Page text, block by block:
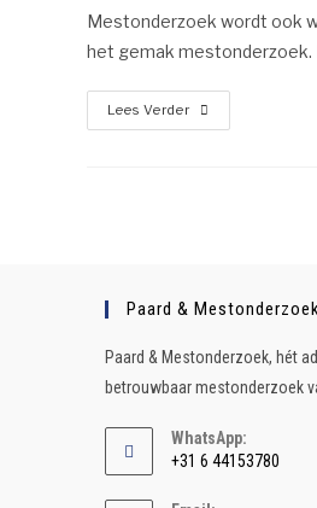
Mestonderzoek wordt ook
het gemak mestonderzoek.
Lees Verder
Paard &
Paard & Mestonderzoek, hét
betrouwbaar mestonderzoek
WhatsApp:
+31 6 44153780